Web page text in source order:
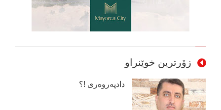
زۆرترین خوێنراو
دادپەروەری !؟